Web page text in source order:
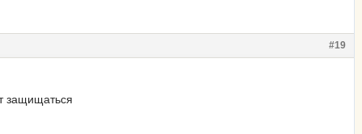
#19
защищаться